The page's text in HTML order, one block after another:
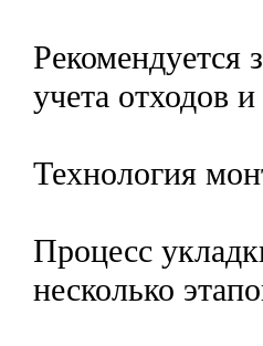
Рекомендуется
учета отходов
Технология
Процесс
несколько